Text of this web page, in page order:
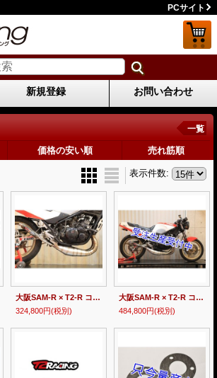
PCサイト
新規登録 お問い合わせ
一覧
価格の安い順 売れ筋順
表示件数:
大阪SAM-R × T2-R コラボ RZ250R用 ステンレス 左右出しチャンバー 【 RACE 】
324,800円(税別)
大阪SAM-R × T2-R コラボ RZ250R用 チタン クロスチャンバー 【 STREET 】
484,800円(税別)